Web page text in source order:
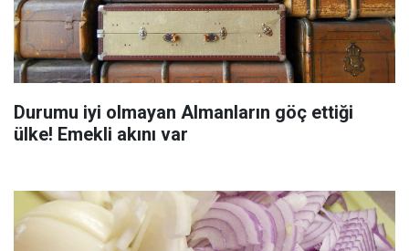
Durumu iyi olmayan Almanların göç ettiği
ülke! Emekli akını var